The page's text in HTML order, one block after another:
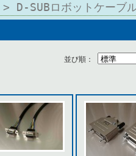
> D-SUBロボットケーブ
並び順：